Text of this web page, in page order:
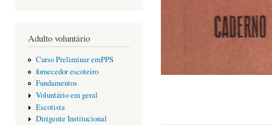
Adulto voluntário
Curso Preliminar emPPS
fornecedor escoteiro
Fundamentos
Voluntário em geral
Escotista
Dirigente Institucional